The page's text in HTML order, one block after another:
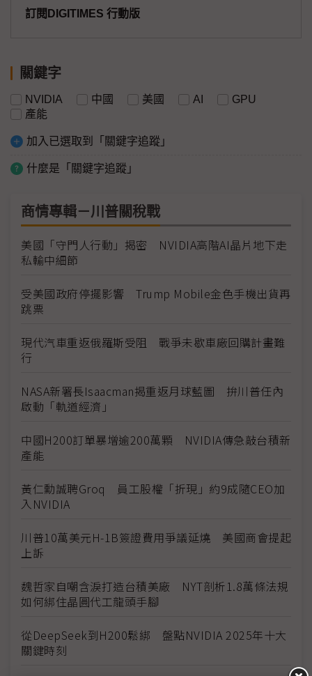
訂閱DIGITIMES 行動版
關鍵字
NVIDIA 中國 美國 AI
GPU
產能
加入已選取到「關鍵字追蹤」
什麼是「關鍵字追蹤」
商情專輯－川普關稅戰
美國「守門人行動」揭密 NVIDIA高階AI晶片地下走
私輸中細節
受美國政府停擺影響 Trump Mobile金色手機出貨再
跳票
現代汽車重返俄羅斯受阻 戰爭未歇車廠回購計畫難
行
NASA新署長Isaacman揭重返月球藍圖 拚川普任內
啟動「軌道經濟」
中國H200訂單暴增逾200萬顆 NVIDIA傳急敲台積新
產能
黃仁勳誠聘Groq 員工股權「折現」約9成隨CEO加
入NVIDIA
川普10萬美元H-1B簽證費用爭議延燒 美國商會提起
上訴
魏哲家自嘲含淚打造台積美廠 NYT剖析1.8萬條法規
如何綁住晶圓代工龍頭手腳
從DeepSeek到H200鬆綁 盤點NVIDIA 2025年十大
關鍵時刻